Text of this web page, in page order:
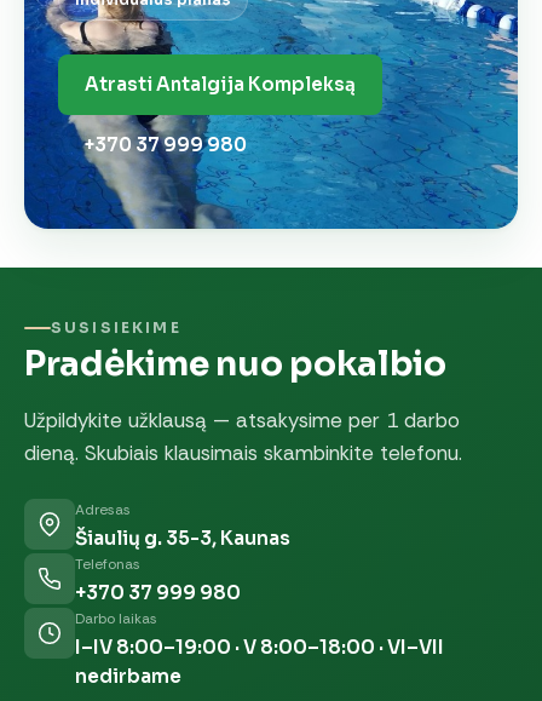
Atrasti Antalgija Kompleksą
+370 37 999 980
SUSISIEKIME
Pradėkime nuo pokalbio
Užpildykite užklausą — atsakysime per 1 darbo
dieną. Skubiais klausimais skambinkite telefonu.
Adresas
Šiaulių g. 35-3, Kaunas
Telefonas
+370 37 999 980
Darbo laikas
I–IV 8:00–19:00 · V 8:00–18:00 · VI–VII
nedirbame